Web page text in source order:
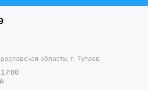
область, г. Тутаев